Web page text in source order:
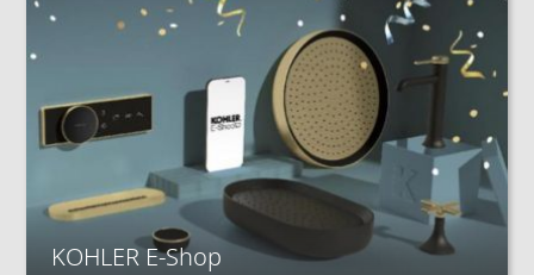
KOHLER E-Shop